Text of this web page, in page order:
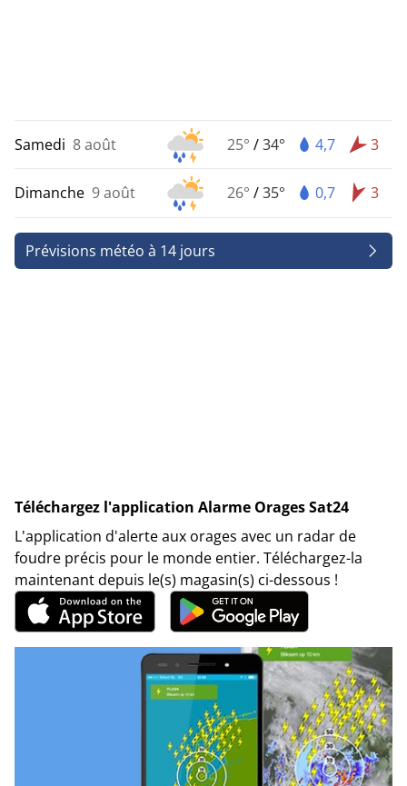
Samedi 8 août 25° /34° 4,7 3
Dimanche 9 août 26° /35° 0,7 3
Prévisions météo à 14 jours
Téléchargez l'application Alarme Orages Sat24
L'application d'alerte aux orages avec un radar de
foudre précis pour le monde entier. Téléchargez-la
maintenant depuis le(s) magasin(s) ci-dessous !